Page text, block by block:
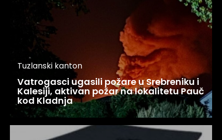
Tuzlanski kanton
Vatrogasci ugasili požare u Srebreniku i
Kalesiji, aktivan požar na lokalitetu Pauč
kod Kladnja